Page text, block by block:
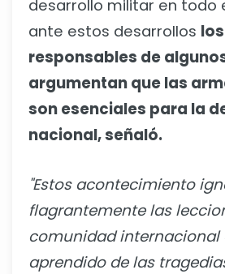
desarrollo militar en todo
ante estos desarrollos los
responsables de
argumentan que las
son esenciales para la
nacional, señaló.
"Estos acontecimiento
flagrantemente las
comunidad internacional
aprendido de las